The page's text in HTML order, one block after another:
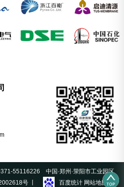
55116226 中国·郑州·荥阳市工业园区
号 丨
百度统计 网站地图